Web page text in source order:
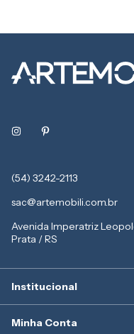
(54) 3242-2113
sac@artemobili.com.br
Avenida Imperatriz
Prata / RS
Institucional
Minha Conta